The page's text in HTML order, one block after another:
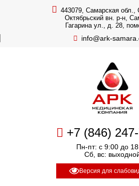
443079, Самарская обл.,
Октябрьский вн. р-н,
Гагарина ул., д. 28,
info@ark-
+7 (846)
Пн-пт: с 9:00 до
Сб, вс:
Версия для